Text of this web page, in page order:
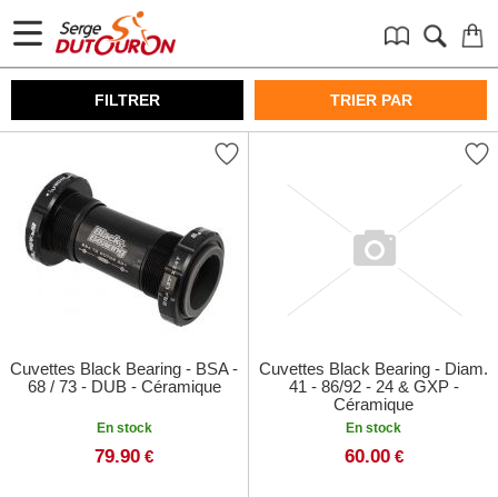
FILTRER TRIER PAR
Cuvettes Black Bearing - BSA -
68 / 73 - DUB - Céramique
En stock
79.90 €
Cuvettes Black Bearing - Diam.
41 - 86/92 - 24 & GXP -
Céramique
En stock
60.00 €